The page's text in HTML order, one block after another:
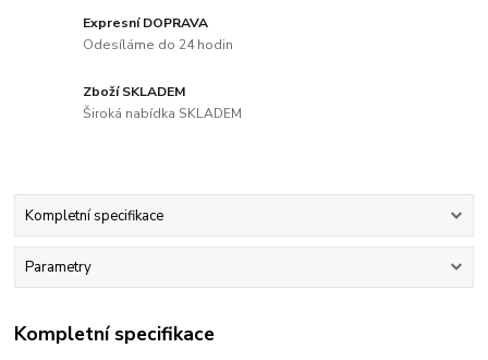
Expresní DOPRAVA
Odesíláme do 24 hodin
Zboží SKLADEM
Široká nabídka SKLADEM
Kompletní specifikace
Parametry
Kompletní specifikace